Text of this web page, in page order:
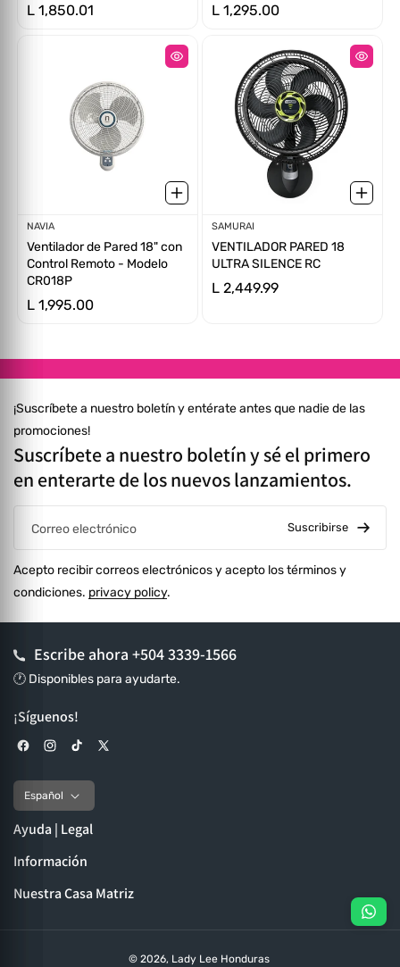
L 1,850.01 L 1,295.00
Proveedor:
NAVIA
Ventilador de Pared 18" con
Control Remoto - Modelo
CR018P
L 1,995.00
Proveedor:
SAMURAI
VENTILADOR PARED 18
ULTRA SILENCE RC
L 2,449.99
¡Suscríbete a nuestro boletín y entérate antes que nadie de las
promociones!
Suscríbete a nuestro boletín y sé el primero
en enterarte de los nuevos lanzamientos.
Correo electrónico Suscribirse
Acepto recibir correos electrónicos y acepto los términos y
condiciones. privacy policy.
Escribe ahora +504 3339-1566
🕐 Disponibles para ayudarte.
¡Síguenos!
Español
Ayuda | Legal
Información
Nuestra Casa Matriz
© 2026, Lady Lee Honduras